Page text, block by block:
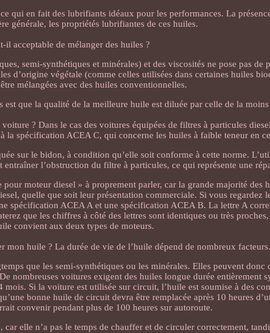
qui en fait des lubrifiants idéaux pour les performances. La
générale, les propriétés lubrifiantes de ces huiles.
il acceptable de mélanger des huiles ?
semi-synthétiques et minérales) et des viscosités ne pose pas de
d’origine végétale (comme celles utilisées dans certaines huiles
mélangées avec des huiles conventionnelles.
est que la qualité de la meilleure huile est diluée par celle de la
? Dans le cas des voitures équipées de filtres à particules
la spécification ACEA C, qui concerne les huiles à faible teneur en
sur le bidon, à condition qu’elle soit conforme à cette norme.
l’obstruction du filtre à particules, ce qui représente une
moteur diesel » à proprement parler, car la grande majorité des
quelle que soit leur présentation commerciale. Si vous regardez
spécification ACEA A et une spécification ACEA B. La lettre A
que les chiffres à côté des lettres sont identiques ou très
convient aux deux types de moteurs.
mon huile ? La durée de vie de l’huile dépend de nombreux facteurs.
que les semi-synthétiques ou les minérales. Elles peuvent donc
nombreuses voitures exigent des huiles longue durée entièrement
mois. Si la voiture est utilisée sur circuit, l’huile est soumise à des
bonne huile de circuit devra être remplacée après 10 heures
convenir pendant plus de 100 heures sur autoroute.
elle n’a pas le temps de chauffer et de circuler correctement,